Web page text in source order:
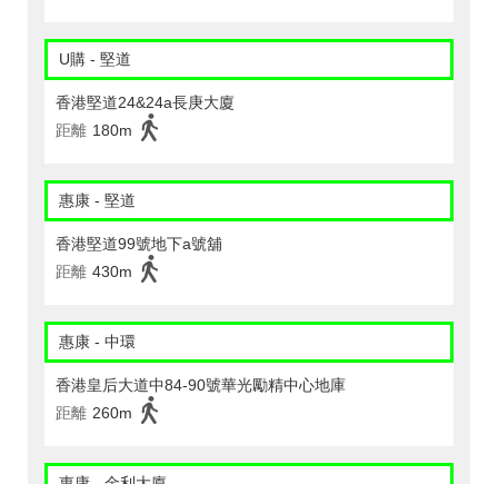
U購 - 堅道
香港堅道24&24a長庚大廈
距離 180m
惠康 - 堅道
香港堅道99號地下a號舖
距離 430m
惠康 - 中環
香港皇后大道中84-90號華光勵精中心地庫
距離 260m